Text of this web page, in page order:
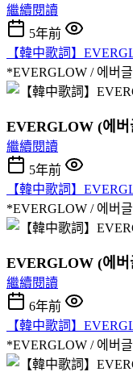
繼續閱讀
5年前
【韓中歌詞】
*EVERGLOW / 에버
EVERGLOW (에
繼續閱讀
5年前
【韓中歌詞】
*EVERGLOW / 에버
EVERGLOW (에
繼續閱讀
6年前
【韓中歌詞】
*EVERGLOW / 에버